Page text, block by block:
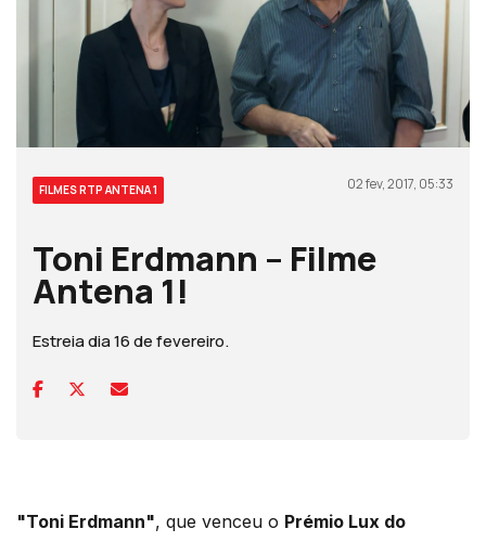
FILMES RTP ANTENA 1 02 fev, 2017, 05:33
Toni Erdmann – Filme
Antena 1!
Estreia dia 16 de fevereiro.
"Toni Erdmann", que venceu o Prémio Lux do